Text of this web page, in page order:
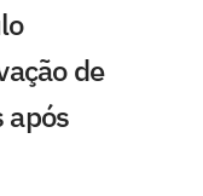
de
após